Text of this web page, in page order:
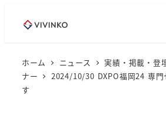
ホーム ニュース 実績・掲載・登
ナー
2024/10/30 DXPO福岡24 専門
す